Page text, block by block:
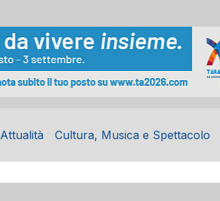
Attualità Cultura, Musica e Spettacolo